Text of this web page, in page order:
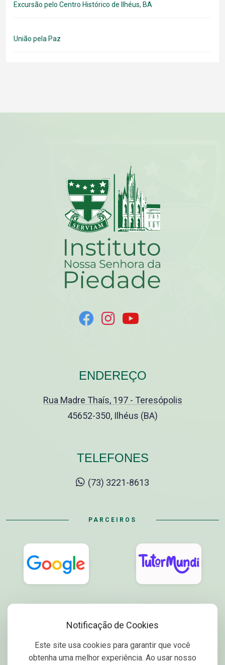
Excursão pelo Centro Histórico de Ilhéus, BA
União pela Paz
ENDEREÇO
Rua Madre Thaís, 197 - Teresópolis
45652-350, Ilhéus (BA)
TELEFONES
(73) 3221-8613
PARCEIROS
Notificação de Cookies
Este site usa cookies para garantir que você
obtenha uma melhor experiência. Ao usar nosso